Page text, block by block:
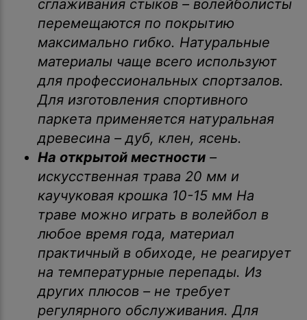
сглаживания стыков – волейболисты
перемещаются по покрытию
максимально гибко. Натуральные
материалы чаще всего используют
для профессиональных спортзалов.
Для изготовления спортивного
паркета применяется натуральная
древесина – дуб, клен, ясень.
На открытой местности –
искусственная трава 20 мм и
каучуковая крошка 10-15 мм На
траве можно играть в волейбол в
любое время года, материал
практичный в обиходе, не реагирует
на температурные перепады. Из
других плюсов – не требует
регулярного обслуживания. Для